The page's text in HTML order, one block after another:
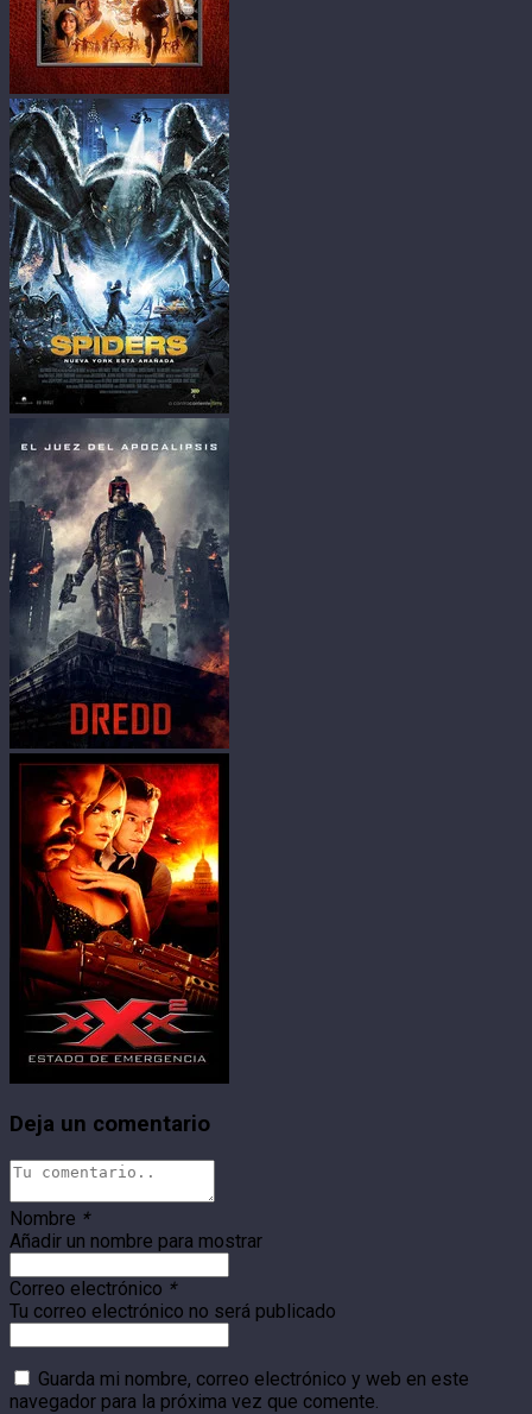
Deja un comentario
Nombre *
Añadir un nombre para mostrar
Correo electrónico *
Tu correo electrónico no será publicado
Guarda mi nombre, correo electrónico y web en este
navegador para la próxima vez que comente.